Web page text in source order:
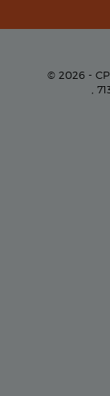
© 2026 -
,